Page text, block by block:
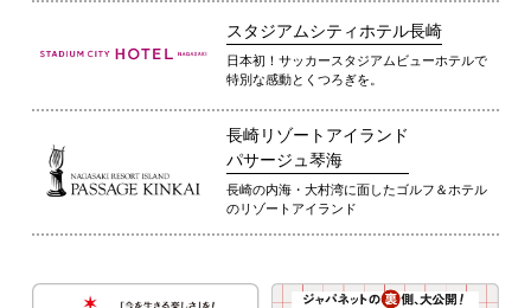
スタジアムシティホテル長崎
日本初！サッカースタジアムビューホテルで
特別な感動とくつろぎを。
長崎リゾートアイランド
パサージュ琴海
長崎の内海・大村湾に面したゴルフ＆ホテル
のリゾートアイランド